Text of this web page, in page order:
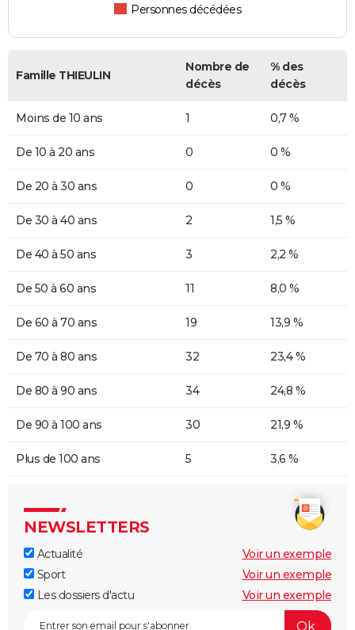
Personnes décédées
Famille THIEULIN
Nombre de
décès
% des
décès
Moins de 10 ans 1 0,7 %
De 10 à 20 ans 0 0 %
De 20 à 30 ans 0 0 %
De 30 à 40 ans 2 1,5 %
De 40 à 50 ans 3 2,2 %
De 50 à 60 ans 11 8,0 %
De 60 à 70 ans 19 13,9 %
De 70 à 80 ans 32 23,4 %
De 80 à 90 ans 34 24,8 %
De 90 à 100 ans 30 21,9 %
Plus de 100 ans 5 3,6 %
NEWSLETTERS
Actualité
Voir un exemple
Sport
Voir un exemple
Les dossiers d'actu
Voir un exemple